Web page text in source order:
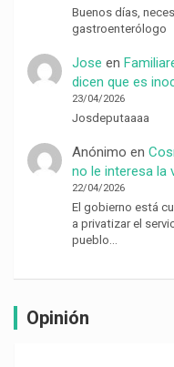
Buenos días,
gastroenterólogo
Jose en
dicen que es
23/04/2026
Josdeputaaaa
Anónimo en
no le interesa la
22/04/2026
El gobierno está
a privatizar el
pueblo…
Opinión